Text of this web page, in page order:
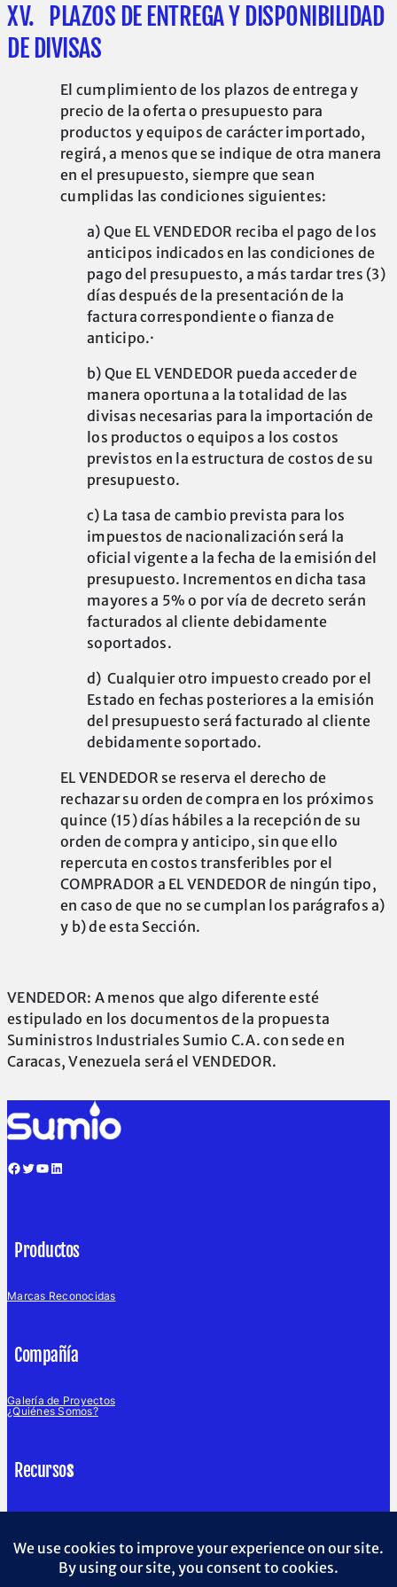
XV. PLAZOS DE ENTREGA Y DISPONIBILIDAD
DE DIVISAS
El cumplimiento de los plazos de entrega y
precio de la oferta o presupuesto para
productos y equipos de carácter importado,
regirá, a menos que se indique de otra manera
en el presupuesto, siempre que sean
cumplidas las condiciones siguientes:
a) Que EL VENDEDOR reciba el pago de los
anticipos indicados en las condiciones de
pago del presupuesto, a más tardar tres (3)
días después de la presentación de la
factura correspondiente o fianza de
anticipo.·
b) Que EL VENDEDOR pueda acceder de
manera oportuna a la totalidad de las
divisas necesarias para la importación de
los productos o equipos a los costos
previstos en la estructura de costos de su
presupuesto.
c) La tasa de cambio prevista para los
impuestos de nacionalización será la
oficial vigente a la fecha de la emisión del
presupuesto. Incrementos en dicha tasa
mayores a 5% o por vía de decreto serán
facturados al cliente debidamente
soportados.
d) Cualquier otro impuesto creado por el
Estado en fechas posteriores a la emisión
del presupuesto será facturado al cliente
debidamente soportado.
EL VENDEDOR se reserva el derecho de
rechazar su orden de compra en los próximos
quince (15) días hábiles a la recepción de su
orden de compra y anticipo, sin que ello
repercuta en costos transferibles por el
COMPRADOR a EL VENDEDOR de ningún tipo,
en caso de que no se cumplan los parágrafos a)
y b) de esta Sección.
VENDEDOR: A menos que algo diferente esté
estipulado en los documentos de la propuesta
Suministros Industriales Sumio C.A. con sede en
Caracas, Venezuela será el VENDEDOR.
Facebook Twitter YouTube LinkedIn
Productos
Marcas Reconocidas
Compañía
Galería de Proyectos
¿Quiénes Somos?
Recursos
Blog